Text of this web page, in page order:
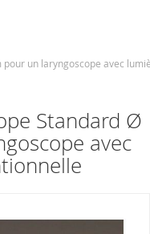
un laryngoscope avec
Standard Ø
avec